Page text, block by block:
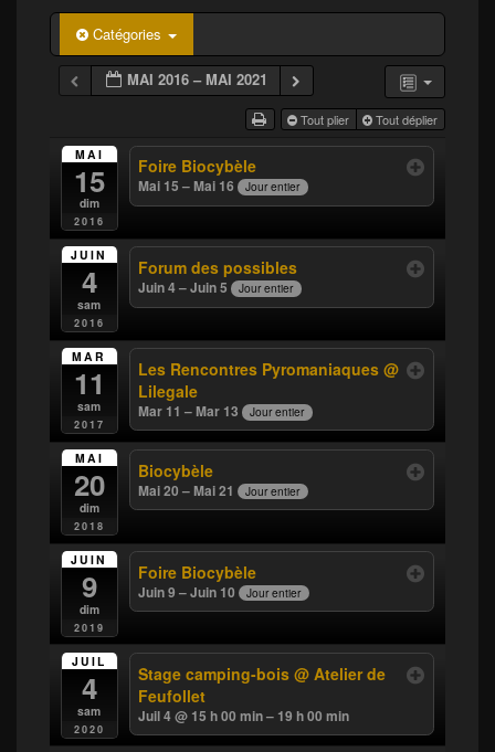
Catégories
MAI 2016 – MAI 2021
Tout plier Tout déplier
MAI
15
dim
2016
Foire Biocybèle
Mai 15 – Mai 16 Jour entier
JUIN
4
sam
2016
Forum des possibles
Juin 4 – Juin 5 Jour entier
MAR
11
sam
2017
Les Rencontres Pyromaniaques@
Lilegale
Mar 11 – Mar 13 Jour entier
MAI
20
dim
2018
Biocybèle
Mai 20 – Mai 21 Jour entier
JUIN
9
dim
2019
Foire Biocybèle
Juin 9 – Juin 10 Jour entier
JUIL
4
sam
2020
Stage camping-bois@ Atelier de
Feufollet
Juil 4 @ 15 h 00 min – 19 h 00 min